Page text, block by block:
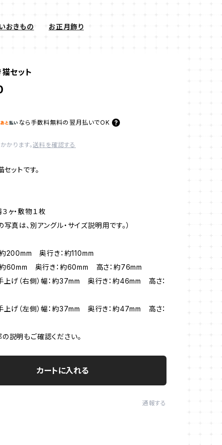
おきもの お正月飾り
セット
なら 手数料無料の 翌月払いでOK
かります。送料を確認する
ットです。
・敷物１枚
写真は、別アングル・サイズ説明用です。）
奥行き：約110mm
奥行き：約60mm 高さ：約76mm
げ（右側）幅：約37mm 奥行き：約46mm 高さ：
げ（左側）幅：約37mm 奥行き：約47mm 高さ：
説明もご確認ください。
カートに入れる
通報する